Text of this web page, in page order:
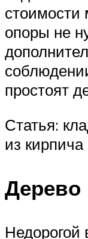
стоимости
опоры не
простоят
Статья:
из кирпича
Дерево
Недорогой